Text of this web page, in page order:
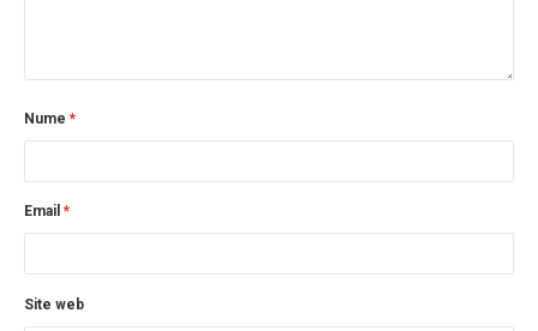
Nume *
Email *
Site web